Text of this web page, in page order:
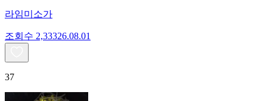
라임미소가
조회수 2,33326.08.01
37